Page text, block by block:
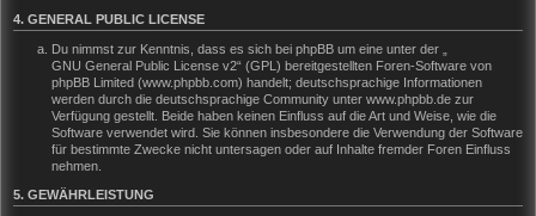
4. GENERAL PUBLIC LICENSE
Du nimmst zur Kenntnis, dass es sich bei phpBB um eine unter der „
GNU General Public License v2“ (GPL) bereitgestellten Foren-Software von
phpBB Limited (www.phpbb.com) handelt; deutschsprachige Informationen
werden durch die deutschsprachige Community unter www.phpbb.de zur
Verfügung gestellt. Beide haben keinen Einfluss auf die Art und Weise, wie die
Software verwendet wird. Sie können insbesondere die Verwendung der Software
für bestimmte Zwecke nicht untersagen oder auf Inhalte fremder Foren Einfluss
nehmen.
5. GEWÄHRLEISTUNG